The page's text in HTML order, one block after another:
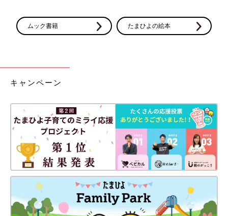
ムック書籍 たまひよの絵本
キャンペーン